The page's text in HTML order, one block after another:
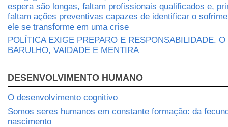
espera são longas, faltam profissionais qualificados e,
faltam ações preventivas capazes de identificar o
ele se transforme em uma crise
POLÍTICA EXIGE PREPARO E RESPONSABILIDADE.
BARULHO, VAIDADE E MENTIRA
DESENVOLVIMENTO HUMANO
O desenvolvimento cognitivo
Somos seres humanos em constante formação: da
nascimento